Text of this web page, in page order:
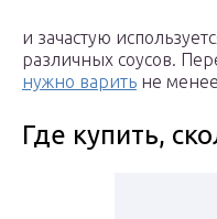
и зачастую
различных соусов.
нужно варить не
Где купить,